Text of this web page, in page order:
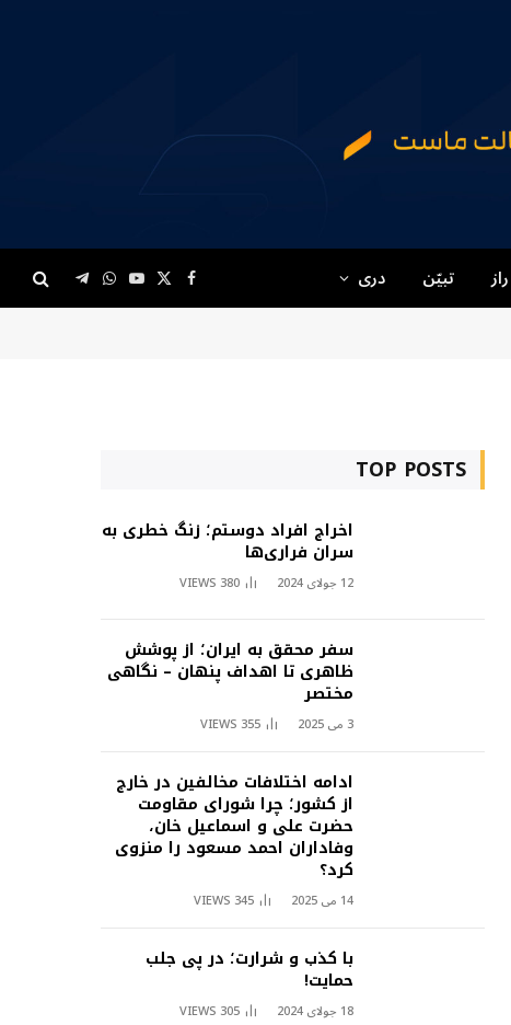
راز تبیّن دری Facebook
X
(Twitter)
YouTube
WhatsApp
Telegram
TOP POSTS
اخراج افراد دوستم؛ زنگ خطری به
سران فراری‌ها
12 جولای 2024 380
VIEWS
سفر محقق به ایران؛ از پوشش
ظاهری تا اهداف پنهان – نگاهی
مختصر
3 می 2025 355
VIEWS
ادامه اختلافات مخالفین در خارج
از کشور؛ چرا شورای مقاومت
حضرت علی و اسماعیل خان،
وفاداران احمد مسعود را منزوی
کرد؟
14 می 2025 345
VIEWS
با کذب و شرارت؛ در پی جلب
حمایت!
18 جولای 2024 305
VIEWS